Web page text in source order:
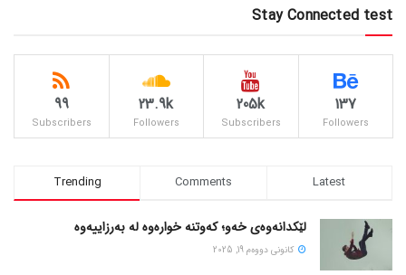
Stay Connected test
137
Followers
205k
Subscribers
23.9k
Followers
99
Subscribers
Trending Comments Latest
لێکدانەوەی خەو؛ کەوتنە خوارەوە لە بەرزاییەوە
كانونی دووه‌م 19, 2025